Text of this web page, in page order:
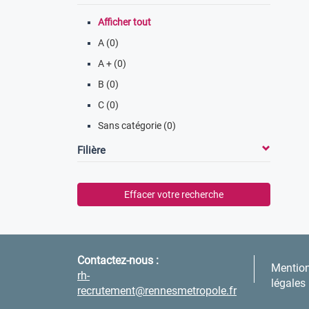
Afficher tout
A (0)
A + (0)
B (0)
C (0)
Sans catégorie (0)
Filière
Effacer votre recherche
Contactez-nous :
rh-
recrutement@rennesmetropole.fr
légales